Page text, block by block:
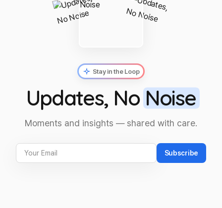
Stay in the Loop
Updates, NoNoise
Moments and insights — shared with care.
Subscribe